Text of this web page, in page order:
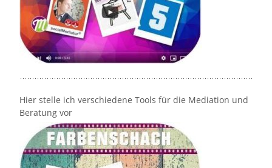
Hier stelle ich verschiedene Tools für die Mediation und
Beratung vor